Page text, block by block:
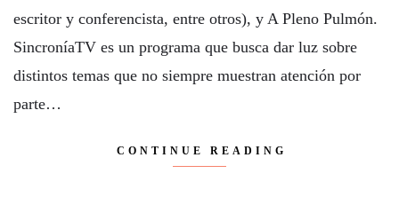
escritor y conferencista, entre otros), y A Pleno Pulmón.
SincroníaTV es un programa que busca dar luz sobre
distintos temas que no siempre muestran atención por
parte…
CONTINUE READING